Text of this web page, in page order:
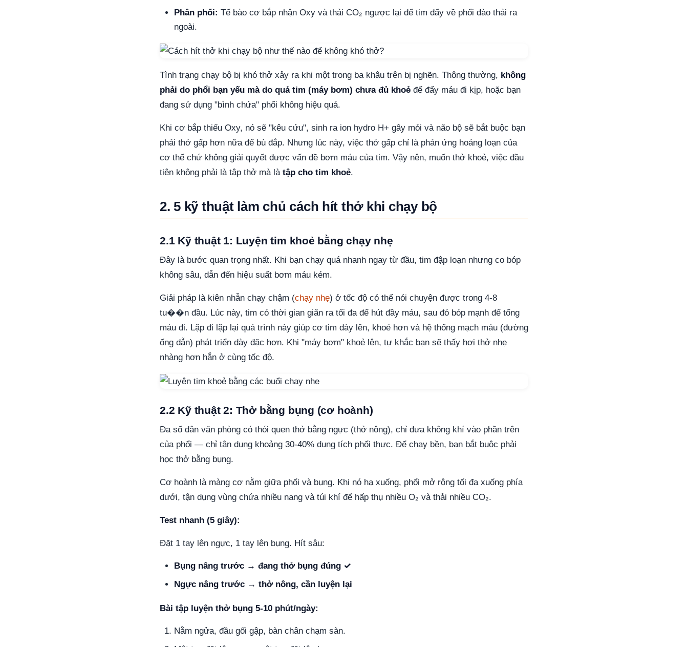
Phân phối: Tế bào cơ bắp nhận Oxy và thải CO₂ ngược lại để tim đẩy về phổi đào thải ra
ngoài.
Tình trạng chạy bộ bị khó thở xảy ra khi một trong ba khâu trên bị nghẽn. Thông thường, không
phải do phổi bạn yếu mà do quả tim (máy bơm) chưa đủ khoẻ để đẩy máu đi kịp, hoặc bạn
đang sử dụng "bình chứa" phổi không hiệu quả.
Khi cơ bắp thiếu Oxy, nó sẽ "kêu cứu", sinh ra ion hydro H+ gây mỏi và não bộ sẽ bắt buộc bạn
phải thở gấp hơn nữa để bù đắp. Nhưng lúc này, việc thở gấp chỉ là phản ứng hoảng loạn của
cơ thể chứ không giải quyết được vấn đề bơm máu của tim. Vậy nên, muốn thở khoẻ, việc đầu
tiên không phải là tập thở mà là tập cho tim khoẻ.
2. 5 kỹ thuật làm chủ cách hít thở khi chạy bộ
2.1 Kỹ thuật 1: Luyện tim khoẻ bằng chạy nhẹ
Đây là bước quan trọng nhất. Khi bạn chạy quá nhanh ngay từ đầu, tim đập loạn nhưng co bóp
không sâu, dẫn đến hiệu suất bơm máu kém.
Giải pháp là kiên nhẫn chạy chậm (chạy nhẹ) ở tốc độ có thể nói chuyện được trong 4-8
tu��n đầu. Lúc này, tim có thời gian giãn ra tối đa để hút đầy máu, sau đó bóp mạnh để tống
máu đi. Lặp đi lặp lại quá trình này giúp cơ tim dày lên, khoẻ hơn và hệ thống mạch máu (đường
ống dẫn) phát triển dày đặc hơn. Khi "máy bơm" khoẻ lên, tự khắc bạn sẽ thấy hơi thở nhẹ
nhàng hơn hẳn ở cùng tốc độ.
2.2 Kỹ thuật 2: Thở bằng bụng (cơ hoành)
Đa số dân văn phòng có thói quen thở bằng ngực (thở nông), chỉ đưa không khí vào phần trên
của phổi — chỉ tận dụng khoảng 30-40% dung tích phổi thực. Để chạy bền, bạn bắt buộc phải
học thở bằng bụng.
Cơ hoành là màng cơ nằm giữa phổi và bụng. Khi nó hạ xuống, phổi mở rộng tối đa xuống phía
dưới, tận dụng vùng chứa nhiều nang và túi khí để hấp thụ nhiều O₂ và thải nhiều CO₂.
Test nhanh (5 giây):
Đặt 1 tay lên ngực, 1 tay lên bụng. Hít sâu:
Bụng nâng trước → đang thở bụng đúng ✓
Ngực nâng trước → thở nông, cần luyện lại
Bài tập luyện thở bụng 5-10 phút/ngày:
Nằm ngửa, đầu gối gập, bàn chân chạm sàn.